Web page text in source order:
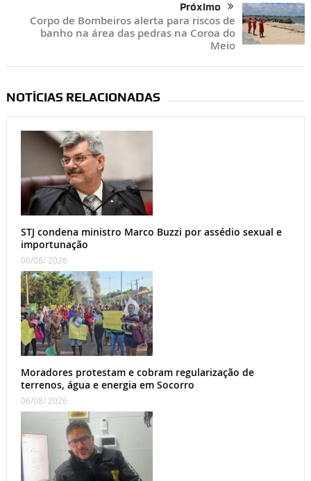
Próximo
Corpo de Bombeiros alerta para riscos de
banho na área das pedras na Coroa do
Meio
NOTÍCIAS RELACIONADAS
STJ condena ministro Marco Buzzi por assédio sexual e
importunação
06/08/ 2026
Moradores protestam e cobram regularização de
terrenos, água e energia em Socorro
06/08/ 2026